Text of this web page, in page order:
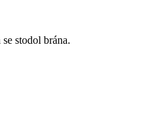
stodol brána.